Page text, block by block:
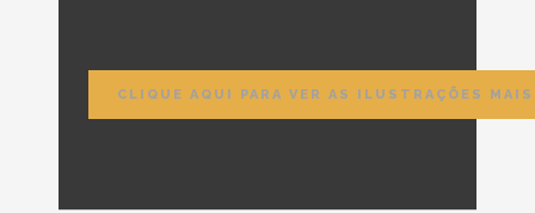
CLIQUE AQUI PARA VER AS ILUSTRAÇÕES